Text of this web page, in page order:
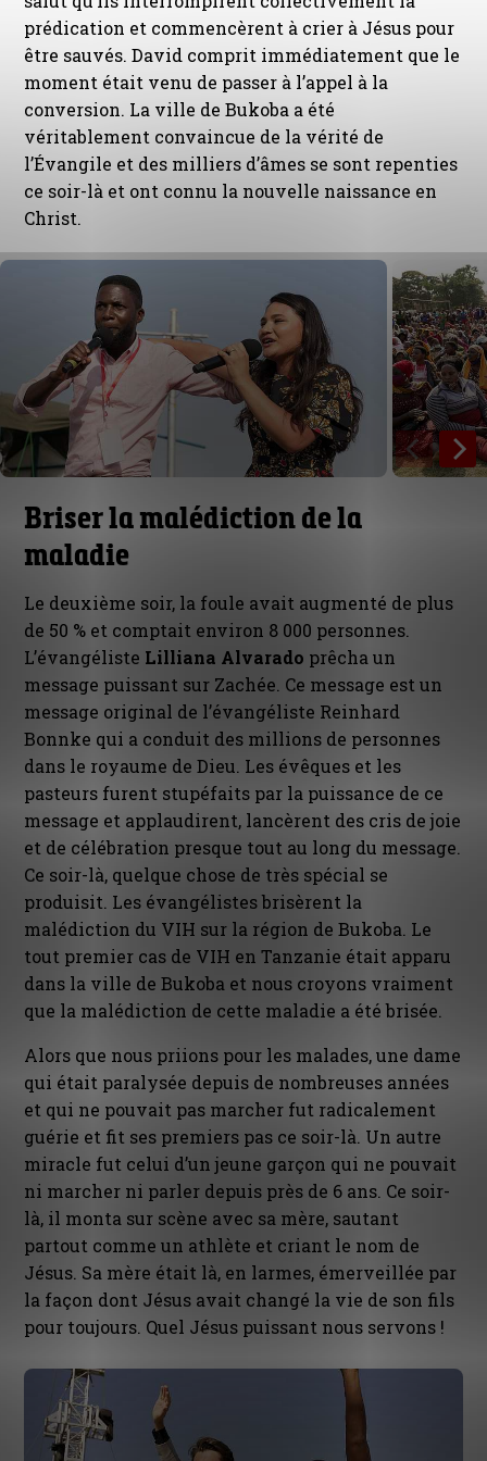
prédication et commencèrent à crier à Jésus pour
être sauvés. David comprit immédiatement que le
moment était venu de passer à l’appel à la
conversion. La ville de Bukoba a été
véritablement convaincue de la vérité de
l’Évangile et des milliers d’âmes se sont repenties
ce soir-là et ont connu la nouvelle naissance en
Christ.
Briser la malédiction de la
maladie
Le deuxième soir, la foule avait augmenté de plus
de 50 % et comptait environ 8 000 personnes.
L’évangéliste Lilliana Alvarado prêcha un
message puissant sur Zachée. Ce message est un
message original de l’évangéliste Reinhard
Bonnke qui a conduit des millions de personnes
dans le royaume de Dieu. Les évêques et les
pasteurs furent stupéfaits par la puissance de ce
message et applaudirent, lancèrent des cris de joie
et de célébration presque tout au long du message.
Ce soir-là, quelque chose de très spécial se
produisit. Les évangélistes brisèrent la
malédiction du VIH sur la région de Bukoba. Le
tout premier cas de VIH en Tanzanie était apparu
dans la ville de Bukoba et nous croyons vraiment
que la malédiction de cette maladie a été brisée.
Alors que nous priions pour les malades, une dame
qui était paralysée depuis de nombreuses années
et qui ne pouvait pas marcher fut radicalement
guérie et fit ses premiers pas ce soir-là. Un autre
miracle fut celui d’un jeune garçon qui ne pouvait
ni marcher ni parler depuis près de 6 ans. Ce soir-
là, il monta sur scène avec sa mère, sautant
partout comme un athlète et criant le nom de
Jésus. Sa mère était là, en larmes, émerveillée par
la façon dont Jésus avait changé la vie de son fils
pour toujours. Quel Jésus puissant nous servons !